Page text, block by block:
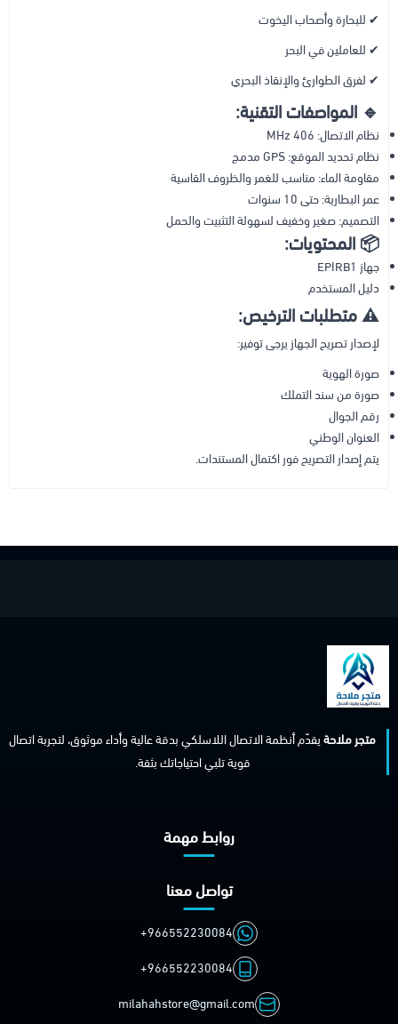
✔ للبحارة وأصحاب اليخوت
✔ للعاملين في البحر
✔ لفرق الطوارئ والإنقاذ البحري
🔹 المواصفات التقنية:
نظام الاتصال: 406 MHz
نظام تحديد الموقع: GPS مدمج
مقاومة الماء: مناسب للغمر والظروف القاسية
عمر البطارية: حتى 10 سنوات
التصميم: صغير وخفيف لسهولة التثبيت والحمل
📦 المحتويات:
جهاز EPIRB1
دليل المستخدم
⚠️ متطلبات الترخيص:
لإصدار تصريح الجهاز يرجى توفير:
صورة الهوية
صورة من سند التملك
رقم الجوال
العنوان الوطني
يتم إصدار التصريح فور اكتمال المستندات.
متجر ملاحةيقدّم أنظمة الاتصال اللاسلكي بدقة عالية وأداء موثوق، لتجربة اتصال
قوية تلبي احتياجاتك بثقة.
روابط مهمة
تواصل معنا
+966552230084
+966552230084
milahahstore@gmail.com